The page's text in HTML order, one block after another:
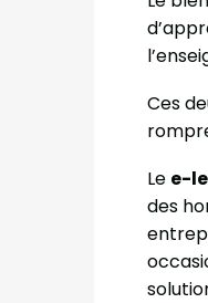
Ces
Le e-
des